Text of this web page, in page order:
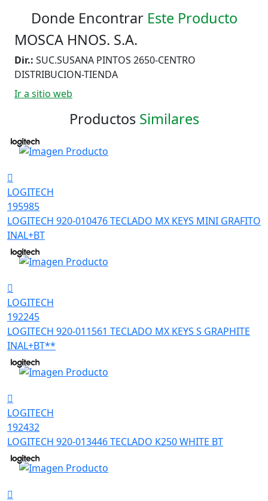
Donde Encontrar Este Producto
MOSCA HNOS. S.A.
Dir.: SUC.SUSANA PINTOS 2650-CENTRO
DISTRIBUCION-TIENDA
Ir a sitio web
Productos Similares
LOGITECH
195985
LOGITECH 920-010476 TECLADO MX KEYS MINI GRAFITO
INAL+BT
LOGITECH
192245
LOGITECH 920-011561 TECLADO MX KEYS S GRAPHITE
INAL+BT**
LOGITECH
192432
LOGITECH 920-013446 TECLADO K250 WHITE BT